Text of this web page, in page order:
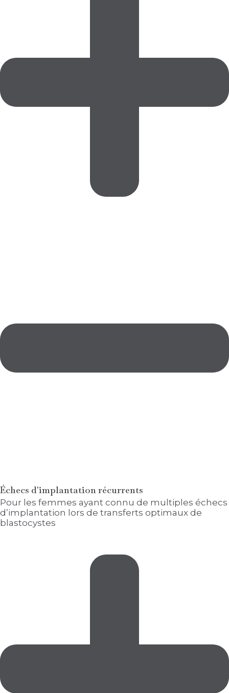
Échecs d'implantation récurrents
Pour les femmes ayant connu de multiples échecs
d’implantation lors de transferts optimaux de
blastocystes